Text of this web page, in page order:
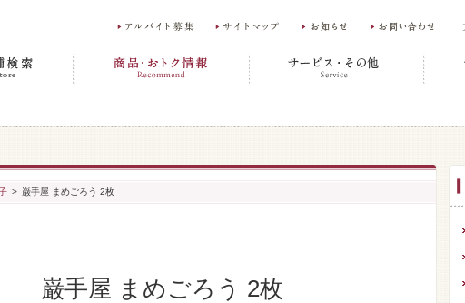
> 巌手屋 まめごろう 2枚
巌手屋 まめごろう 2枚